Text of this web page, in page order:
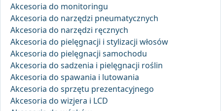
Akcesoria do monitoringu
Akcesoria do narzędzi pneumatycznych
Akcesoria do narzędzi ręcznych
Akcesoria do pielęgnacji i stylizacji włosów
Akcesoria do pielęgnacji samochodu
Akcesoria do sadzenia i pielęgnacji roślin
Akcesoria do spawania i lutowania
Akcesoria do sprzętu prezentacyjnego
Akcesoria do wizjera i LCD